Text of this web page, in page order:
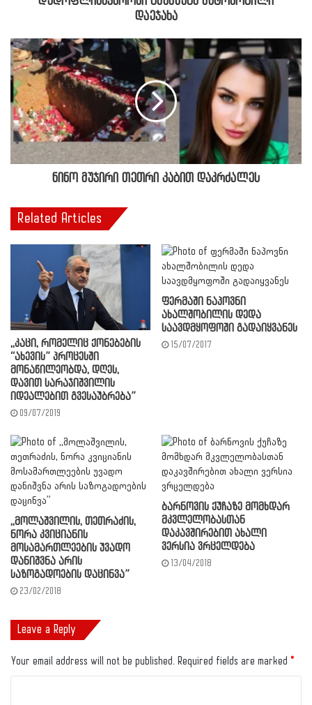
დაეჯახა
ნინო მუჯირი თეთრი კაბით დაკრძალეს
Related Articles
,,კაცი, რომელიც ქონებების
“ახევის” პროცესში
მონაწილეობდა, დღეს,
დავით სარაჯიშვილის
იდეალებით გვესაუბრება”
09/07/2019
ფერმაში ნაპოვნი
ახალშობილის დედა
საავდმყოფოში გადაიყვანეს
15/07/2017
,,მოლაშვილის, თეთრაძის,
ნორა კვიციანის
მოსამართლეების უვადო
დანიშვნა არის
საზოგადოების დაცინვა”
23/02/2018
ბარნოვის ქუჩაზე მომხდარ
მკვლელობასთან
დაკავშირებით ახალი
ვერსია ვრცელდება
13/04/2018
Leave a Reply
Your email address will not be published. Required fields are marked *